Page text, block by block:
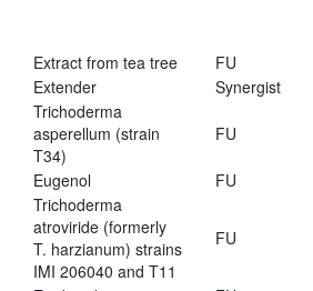
Extract from tea tree FU
Extender
Synergist
Trichoderma
asperellum (strain
T34)
FU
Eugenol FU
Trichoderma
atroviride (formerly
T. harzianum) strains
IMI 206040 and T11
FU